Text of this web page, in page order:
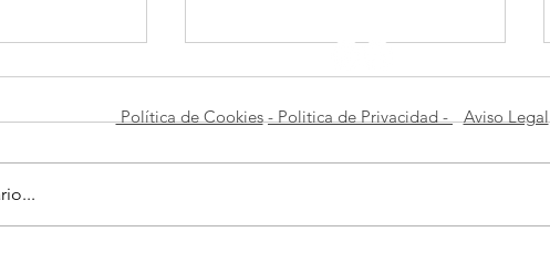
Política de Cookies - Politica de Privacidad - Aviso Legal